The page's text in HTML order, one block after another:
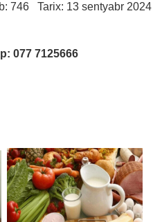
746 Tarix: 13 sentyabr 2024
077 7125666